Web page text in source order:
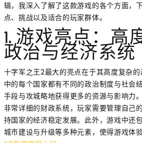
辑，我深入了解了这款游戏的各个方面，
点、挑战以及适合的玩家群体。
1. 游戏亮点：高
政治与经济系统
十字军之王2最大的亮点在于其高度复杂
中的每个国家都有不同的政治制度与社会
手段与攻城略地获得更多的资源与影响力
非常详细的财政系统，玩家需要管理自己
持国家的经济稳定发展。此外，游戏中还
城市建设与升级等多种元素，使得游戏体